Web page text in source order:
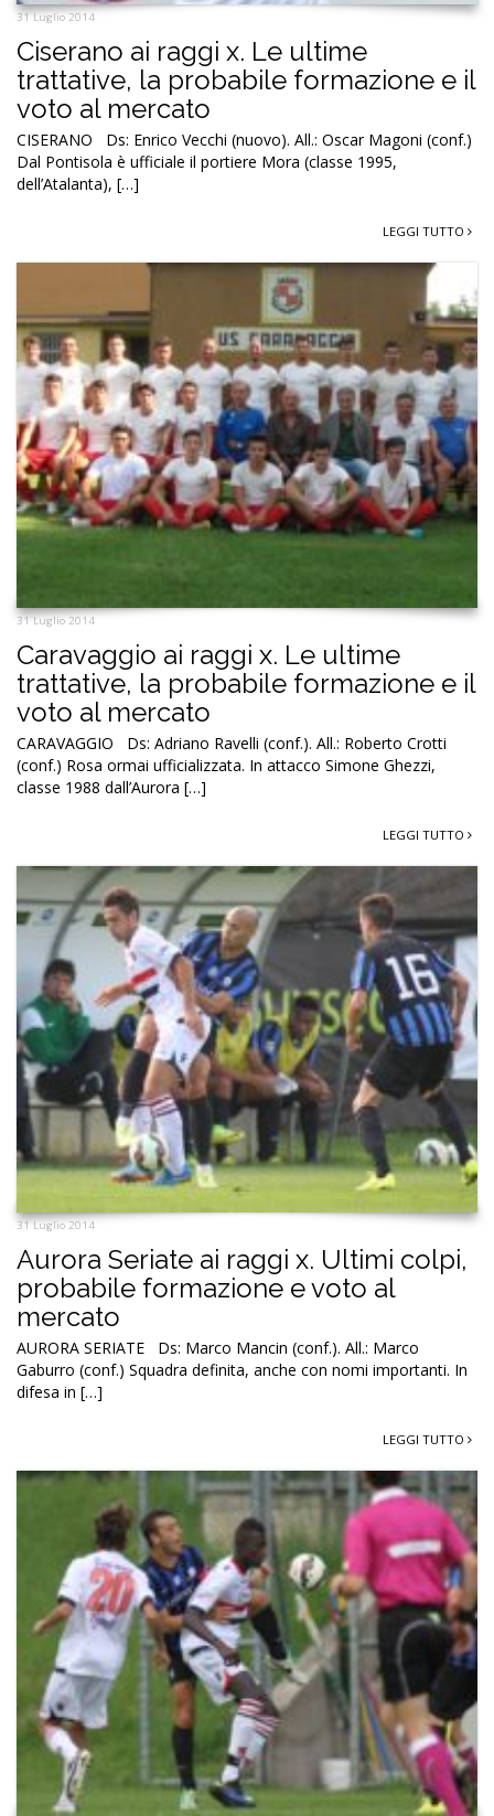
31 Luglio 2014
Ciserano ai raggi x. Le ultime
trattative, la probabile formazione e il
voto al mercato
CISERANO Ds: Enrico Vecchi (nuovo). All.: Oscar Magoni (conf.)
Dal Pontisola è ufficiale il portiere Mora (classe 1995,
dell’Atalanta), […]
LEGGI TUTTO
31 Luglio 2014
Caravaggio ai raggi x. Le ultime
trattative, la probabile formazione e il
voto al mercato
CARAVAGGIO Ds: Adriano Ravelli (conf.). All.: Roberto Crotti
(conf.) Rosa ormai ufficializzata. In attacco Simone Ghezzi,
classe 1988 dall’Aurora […]
LEGGI TUTTO
31 Luglio 2014
Aurora Seriate ai raggi x. Ultimi colpi,
probabile formazione e voto al
mercato
AURORA SERIATE Ds: Marco Mancin (conf.). All.: Marco
Gaburro (conf.) Squadra definita, anche con nomi importanti. In
difesa in […]
LEGGI TUTTO